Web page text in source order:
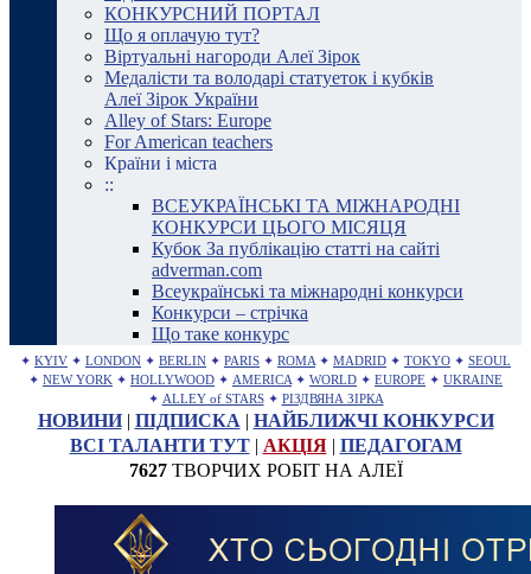
КОНКУРСНИЙ ПОРТАЛ
Що я оплачую тут?
Віртуальні нагороди Алеї Зірок
Медалісти та володарі статуеток і кубків
Алеї Зірок України
Alley of Stars: Europe
For American teachers
Країни і міста
::
ВСЕУКРАЇНСЬКІ ТА МІЖНАРОДНІ
КОНКУРСИ ЦЬОГО МІСЯЦЯ
Кубок За публікацію статті на сайті
adverman.com
Всеукраїнські та міжнародні конкурси
Конкурси – стрічка
Що таке конкурс
✦ KYIV ✦ LONDON ✦ BERLIN ✦ PARIS ✦ ROMA ✦ MADRID ✦ TOKYO ✦ SEOUL
✦ NEW YORK ✦ HOLLYWOOD ✦ AMERICA ✦ WORLD ✦ EUROPE ✦ UKRAINE
✦ ALLEY of STARS ✦ РІЗДВЯНА ЗІРКА
НОВИНИ| ПІДПИСКА | НАЙБЛИЖЧІ КОНКУРСИ
ВСІ ТАЛАНТИ ТУТ| АКЦІЯ| ПЕДАГОГАМ
7627ТВОРЧИХ РОБІТ НА АЛЕЇ